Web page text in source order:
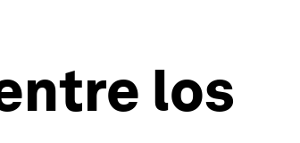
los